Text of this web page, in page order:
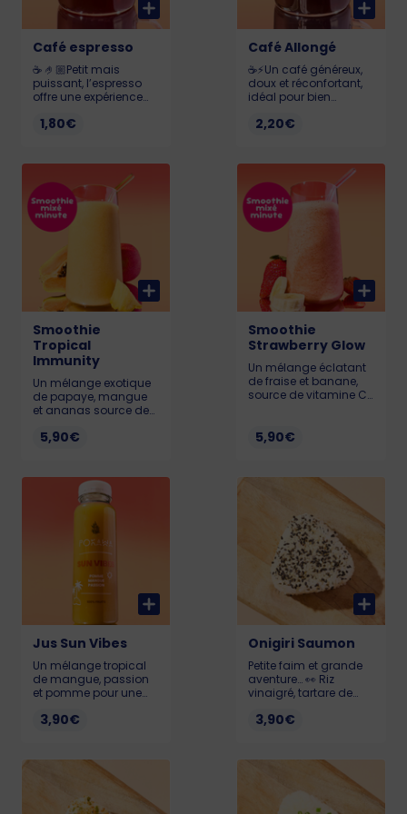
Café espresso
☕️ 🤌🏼Petit mais
puissant, l’espresso
offre une expérience
arômes profonds et
1,80€
Café Allongé
☕️⚡️Un café généreux,
doux et réconfortant,
idéal pour bien
ou se détendre en
2,20€
Smoothie
Tropical
Immunity
Un mélange exotique
de papaye, mangue
et ananas source de
contribue au
immunitaire 🍍⚡️
Smoothie mixé minute
avec du jus de
5,90€
Smoothie
Strawberry Glow
Un mélange éclatant
de fraise et banane,
source de vitamine C
pomme. 45cl
5,90€
Jus Sun Vibes
Un mélange tropical
de mangue, passion
et pomme pour une
☀️🌴 25cl
3,90€
Onigiri Saumon
Petite faim et grande
aventure… 👀 Riz
vinaigré, tartare de
coulis de mangue,
Notre onigiri t’emmène
tradition japonaise
avec la touche
3,90€